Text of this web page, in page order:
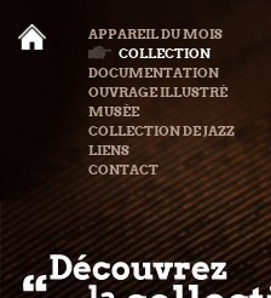
APPAREIL DU MOIS
COLLECTION
DOCUMENTATION
OUVRAGE ILLUSTRÉ
MUSÉE
COLLECTION DE JAZZ
LIENS
CONTACT